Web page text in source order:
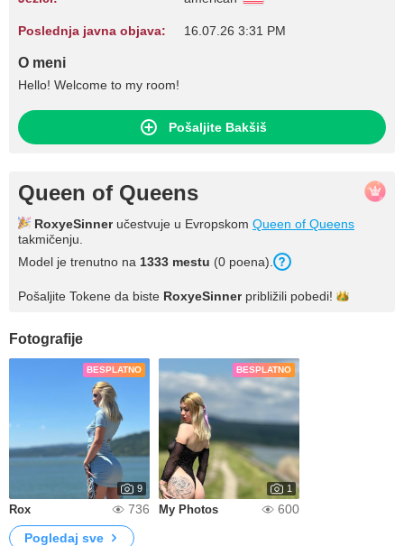
Poslednja javna objava: 16.07.26 3:31 PM
O meni
Hello! Welcome to my room!
Pošaljite Bakšiš
Queen of Queens
RoxyeSinner učestvuje u Evropskom Queen of Queens
takmičenju.
Model je trenutno na 1333 mestu (0 poena).
Pošaljite Tokene da biste RoxyeSinner približili pobedi!
Fotografije
BESPLATNO
9
Rox 736
BESPLATNO
1
My Photos
600
Pogledaj sve